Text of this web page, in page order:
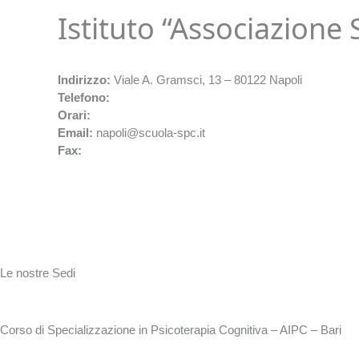
Istituto “Associazione
Indirizzo: Viale A. Gramsci, 13 – 80122 Napoli
Telefono:
Orari:
Email: napoli@scuola-spc.it
Fax:
Le nostre Sedi
Corso di Specializzazione in Psicoterapia Cognitiva – AIPC – Bari